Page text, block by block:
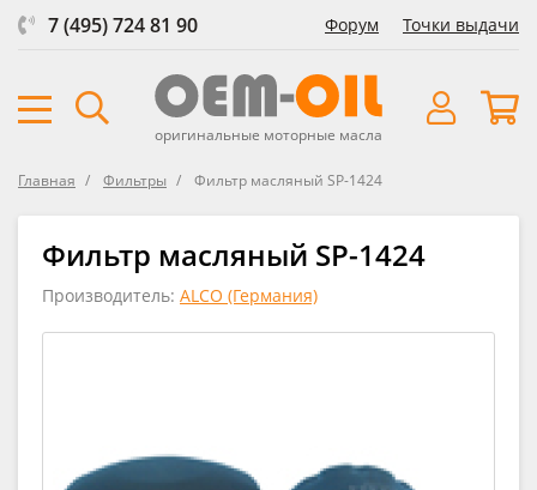
7 (495) 724 81 90 Форум Точки выдачи
оригинальные моторные масла
Главная Фильтры Фильтр масляный SP-1424
Фильтр масляный SP-1424
Производитель: ALCO (Германия)